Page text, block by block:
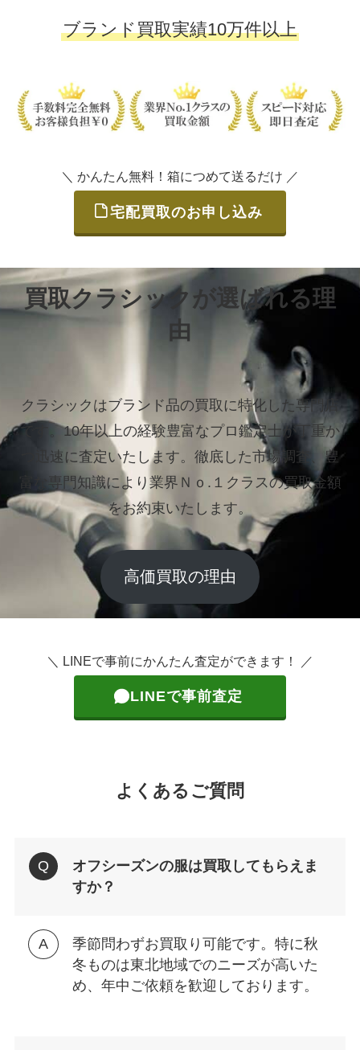
ブランド買取実績10万件以上
＼ かんたん無料！箱につめて送るだけ ／
宅配買取のお申し込み
買取クラシックが選ばれる理
由
クラシックはブランド品の買取に特化した専門店
です。10年以上の経験豊富なプロ鑑定士が丁重か
つ迅速に査定いたします。 徹底した市場調査、豊
富な専門知識により業界Ｎｏ.１クラスの買取金額
をお約束いたします。
高価買取の理由
＼ LINEで事前にかんたん査定ができます！ ／
LINEで事前査定
よくあるご質問
オフシーズンの服は買取してもらえま
すか？
季節問わずお買取り可能です。特に秋
冬ものは東北地域でのニーズが高いた
め、年中ご依頼を歓迎しております。